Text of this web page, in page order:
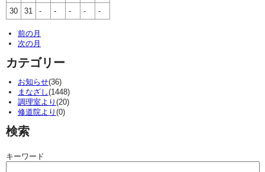
30
31 - - - - -
前の月
次の月
カテゴリー
お知らせ(36)
まなざし(1448)
調理室より (20)
修道院より (0)
検索
キーワード